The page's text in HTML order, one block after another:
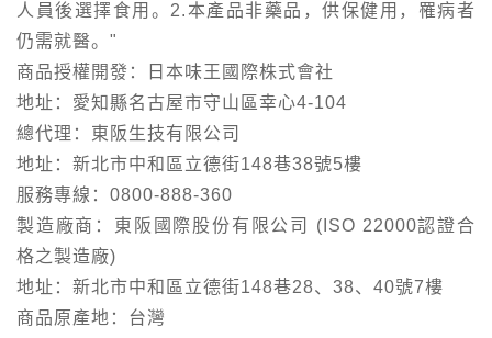
人員後選擇食用。2.本產品非藥品，供保健用，罹病者
仍需就醫。"
商品授權開發：日本味王國際株式會社
地址：愛知縣名古屋市守山區幸心4-104
總代理：東阪生技有限公司
地址：新北市中和區立德街148巷38號5樓
服務專線：0800-888-360
製造廠商：東阪國際股份有限公司 (ISO 22000認證合
格之製造廠)
地址：新北市中和區立德街148巷28、38、40號7樓
商品原產地：台灣